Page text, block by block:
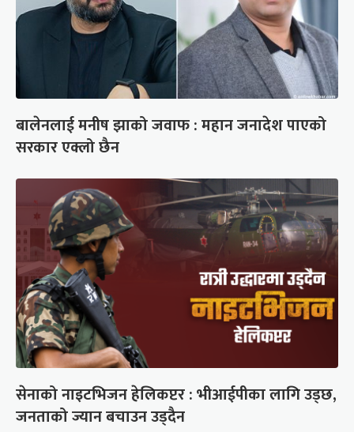
बालेनलाई मनीष झाको जवाफ : महान जनादेश पाएको
सरकार एक्लो छैन
सेनाको नाइटभिजन हेलिकप्टर : भीआईपीका लागि उड्छ,
जनताको ज्यान बचाउन उड्दैन